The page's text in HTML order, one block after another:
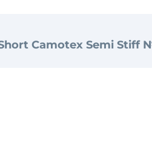
Camotex Semi Stiff